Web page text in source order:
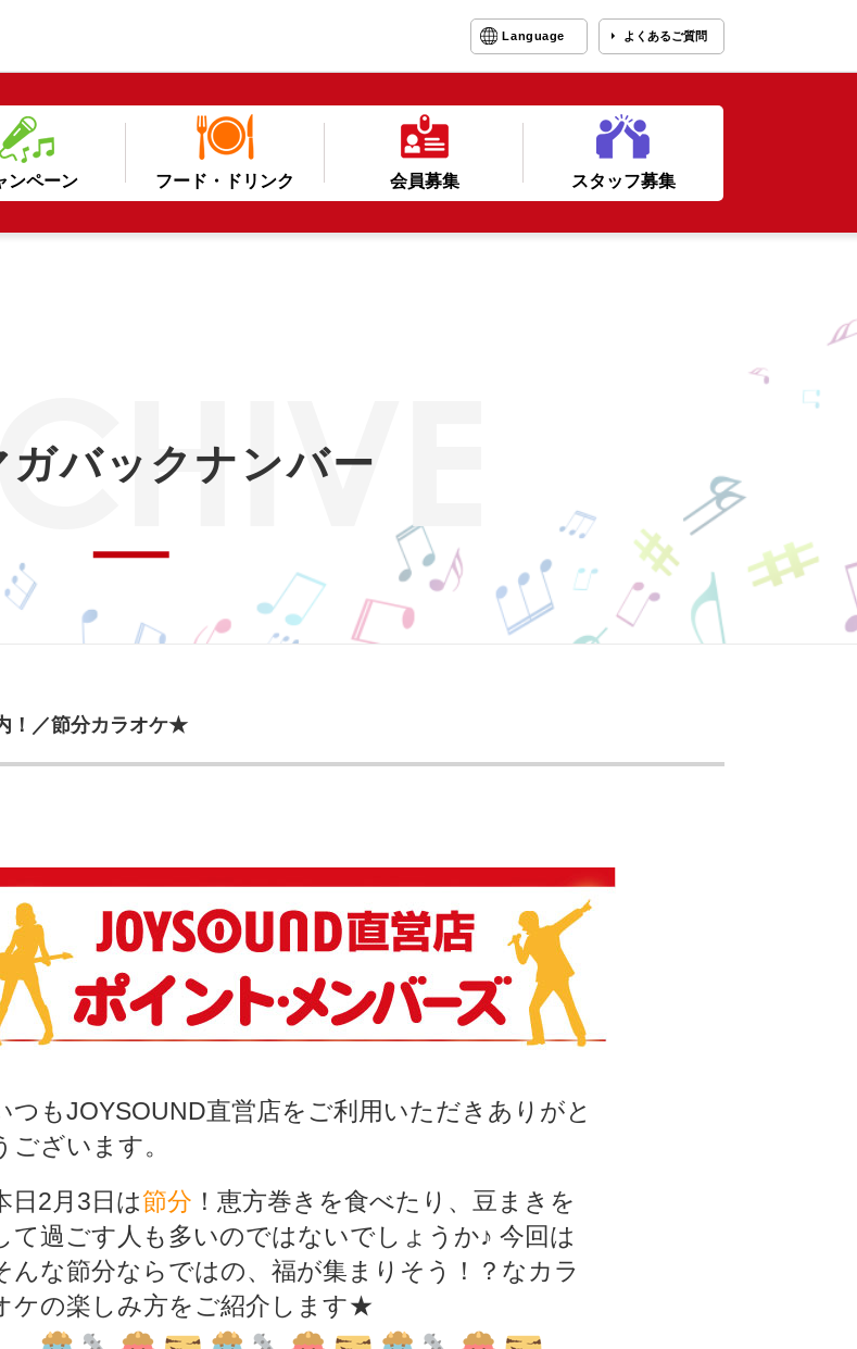
Language よくあるご質問
ンペーン フード・ドリンク 会員募集 スタッフ募集
ガバックナンバー
！／節分カラオケ★
つもJOYSOUND直営店をご利用いただきありがと
ございます。
日2月3日は節分 ！恵方巻きを食べたり、豆まきを
て過ごす人も多いのではないでしょうか♪ 今回は
んな節分ならではの、福が集まりそう！？なカラ
ケの楽しみ方をご紹介します★